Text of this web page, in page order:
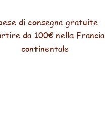
di consegna gratuite
da 100€ nella Francia
continentale